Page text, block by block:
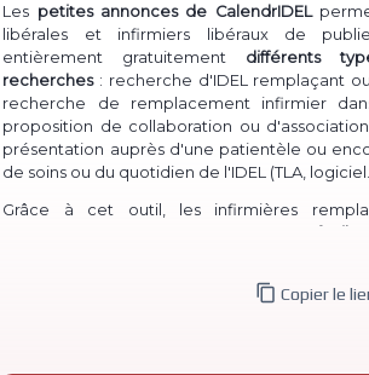
Les petites annonces de CalendrIDEL
libérales et infirmiers libéraux de
entièrement gratuitement différents
recherches: recherche d'IDEL remplaçant
recherche de remplacement infirmier
proposition de collaboration ou
présentation auprès d'une patientèle ou
de soins ou du quotidien de l'IDEL (TLA,
Grâce à cet outil, les infirmières
consulter les annonces de recherche
remplaçante et d'infirmier libéral remplaçant
De même, des infirmières ou infirmiers
recherche de collaborateur ou
 Copier le